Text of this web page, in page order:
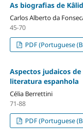
As biografias de
Carlos Alberto da
45-70
PDF (Portuguese
Aspectos judaicos
literatura espanhola
Célia Berrettini
71-88
PDF (Portuguese